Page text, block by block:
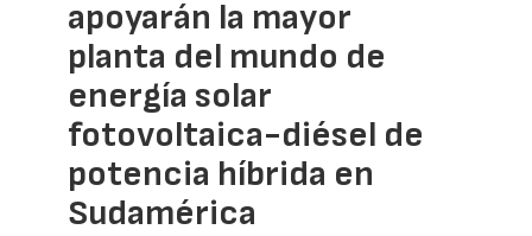
apoyarán la mayor
planta del mundo de
energía solar
fotovoltaica-diésel de
potencia híbrida en
Sudamérica